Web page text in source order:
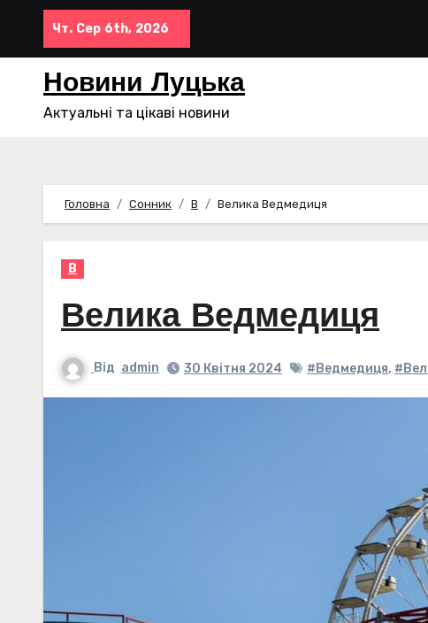
Перейти
контенту
Чт. Сер 6th, 2026
Новини Луцька
Актуальні та цікаві новини
Головна Сонник В Велика Ведмедиця
В
Велика Ведмедиця
Від admin 30 Квітня 2024 #Ведмедиця,